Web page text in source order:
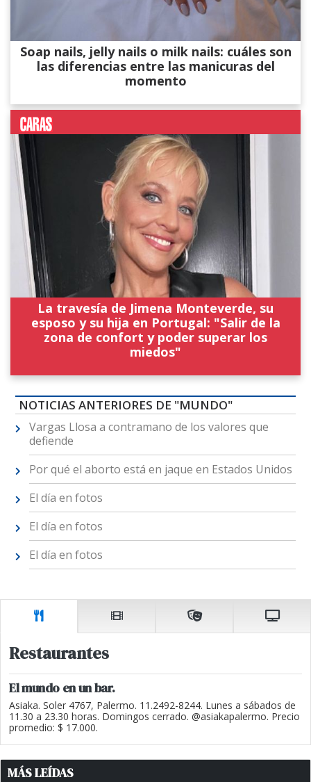
Soap nails, jelly nails o milk nails: cuáles son
las diferencias entre las manicuras del
momento
La travesía de Jimena Monteverde, su
esposo y su hija en Portugal: "Salir de la
zona de confort y poder superar los
miedos"
NOTICIAS ANTERIORES DE "MUNDO"
Vargas Llosa a contramano de los valores que
defiende
Por qué el aborto está en jaque en Estados Unidos
El día en fotos
El día en fotos
El día en fotos
Restaurantes
El mundo en un bar.
Asiaka. Soler 4767, Palermo. 11.2492-8244. Lunes a sábados de
11.30 a 23.30 horas. Domingos cerrado. @asiakapalermo. Precio
promedio: $ 17.000.
MÁS LEÍDAS